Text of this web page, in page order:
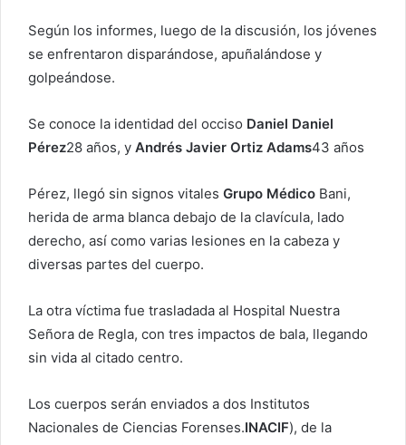
e
t
r
ó
n
c
o
Según los informes, luego de la discusión, los jóvenes
se enfrentaron disparándose, apuñalándose y
golpeándose.
Se conoce la identidad del occiso Daniel Daniel
Pérez28 años, y Andrés Javier Ortiz Adams43 años
Pérez, llegó sin signos vitales Grupo Médico Bani,
herida de arma blanca debajo de la clavícula, lado
derecho, así como varias lesiones en la cabeza y
diversas partes del cuerpo.
La otra víctima fue trasladada al Hospital Nuestra
Señora de Regla, con tres impactos de bala, llegando
sin vida al citado centro.
Los cuerpos serán enviados a dos Institutos
Nacionales de Ciencias Forenses.INACIF), de la